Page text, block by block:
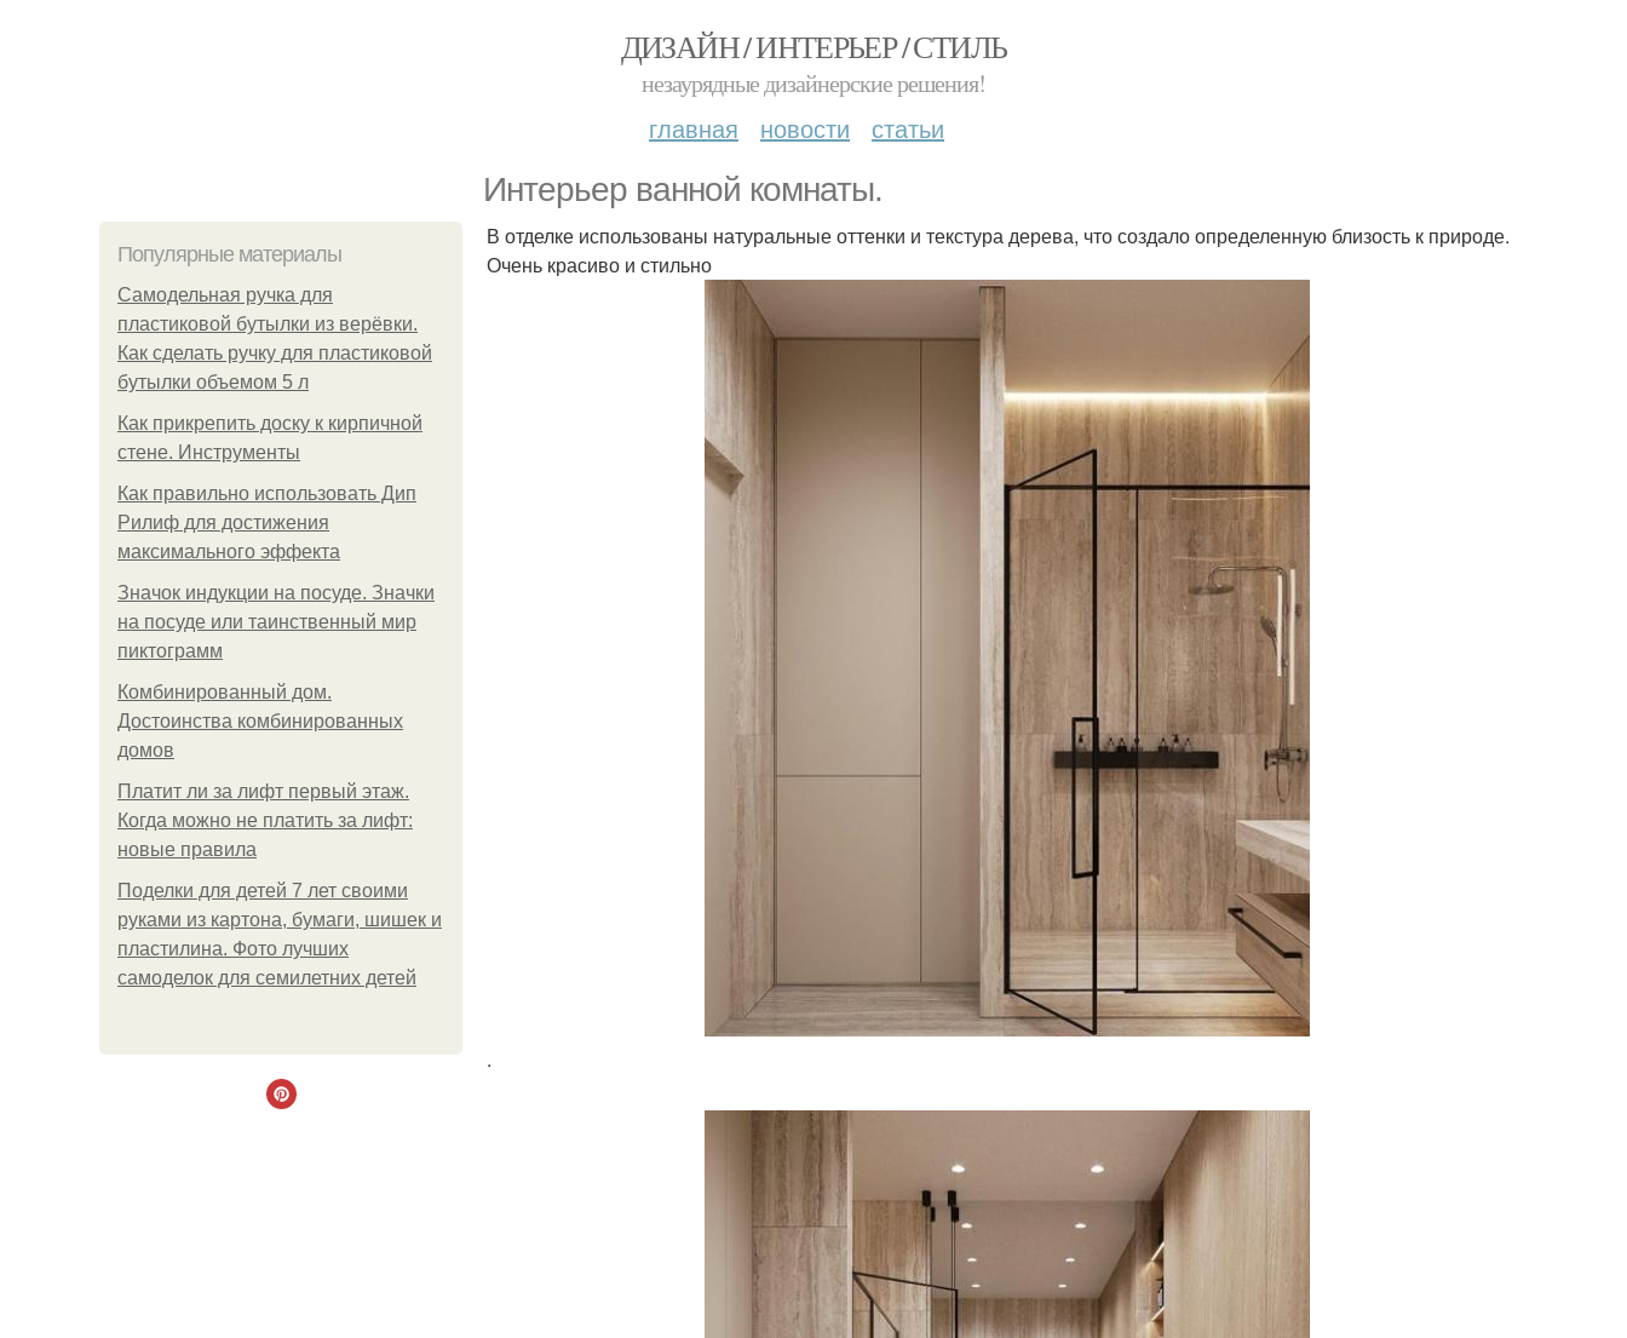
ДИЗАЙН / ИНТЕРЬЕР / СТИЛЬ
незаурядные дизайнерские решения!
главная новости статьи
Интерьер ванной комнаты.
Популярные материалы
Самодельная ручка для
пластиковой бутылки из верёвки.
Как сделать ручку для пластиковой
бутылки объемом 5 л
Как прикрепить доску к кирпичной
стене. Инструменты
Как правильно использовать Дип
Рилиф для достижения
максимального эффекта
Значок индукции на посуде. Значки
на посуде или таинственный мир
пиктограмм
Комбинированный дом.
Достоинства комбинированных
домов
Платит ли за лифт первый этаж.
Когда можно не платить за лифт:
новые правила
Поделки для детей 7 лет своими
руками из картона, бумаги, шишек и
пластилина. Фото лучших
самоделок для семилетних детей
В отделке использованы натуральные оттенки и текстура дерева, что создало определенную близость к природе.
Очень красиво и стильно
.